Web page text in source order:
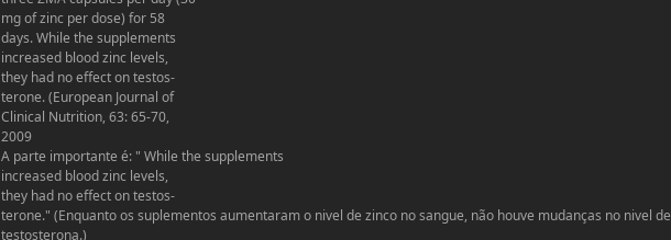
mg of zinc per dose) for 58
days. While the supplements
increased blood zinc levels,
they had no effect on testos-
terone. (European Journal of
Clinical Nutrition, 63: 65-70,
2009
A parte importante é: " While the supplements
increased blood zinc levels,
they had no effect on testos-
terone." (Enquanto os suplementos aumentaram o nivel de zinco no sangue, não houve mudanças no nivel de
testosterona.)